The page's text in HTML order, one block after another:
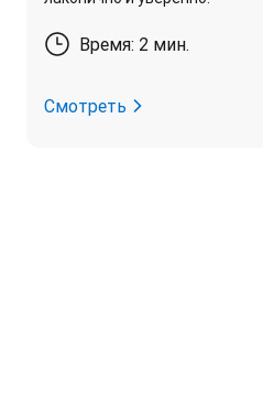
Время: 2 мин.
Смотреть